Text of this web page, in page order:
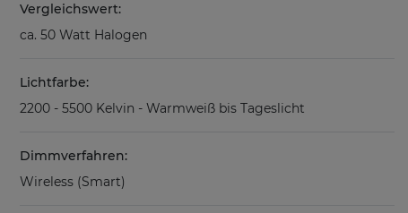
Vergleichswert:
ca. 50 Watt Halogen
Lichtfarbe:
2200 - 5500 Kelvin - Warmweiß bis Tageslicht
Dimmverfahren:
Wireless (Smart)